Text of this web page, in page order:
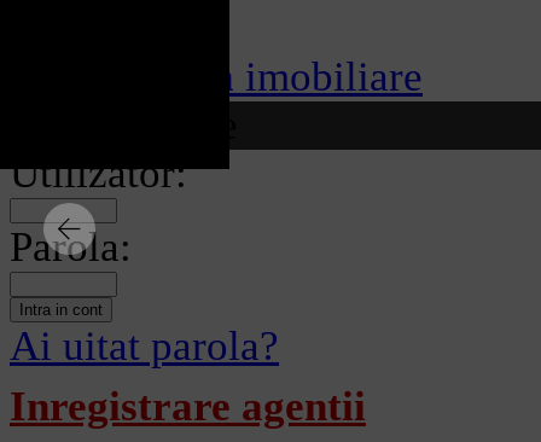
Craiova imobiliare
Utilizator:
Parola:
Ai uitat parola?
Inregistrare agentii